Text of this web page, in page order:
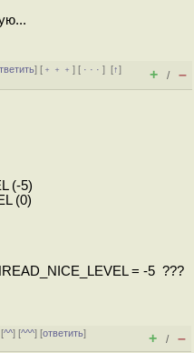
] [ ﹢﹢﹢] [ · · ·][↑]
+ / –
(-5)
(0)
= -5 ???
^^] [^^^] [ответить]
+ / –